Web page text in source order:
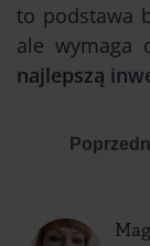
to podstawa
ale wymaga
najlepszą